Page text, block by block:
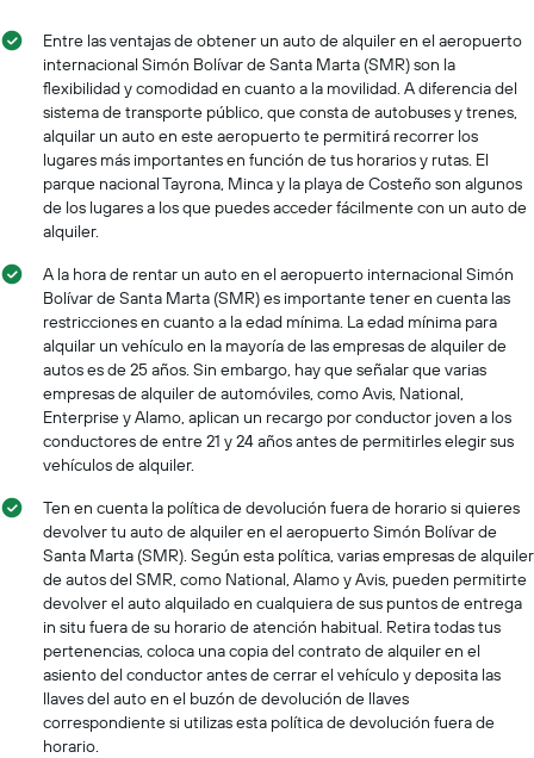
Entre las ventajas de obtener un auto de alquiler en el aeropuerto
internacional Simón Bolívar de Santa Marta (SMR) son la
flexibilidad y comodidad en cuanto a la movilidad. A diferencia del
sistema de transporte público, que consta de autobuses y trenes,
alquilar un auto en este aeropuerto te permitirá recorrer los
lugares más importantes en función de tus horarios y rutas. El
parque nacional Tayrona, Minca y la playa de Costeño son algunos
de los lugares a los que puedes acceder fácilmente con un auto de
alquiler.
A la hora de rentar un auto en el aeropuerto internacional Simón
Bolívar de Santa Marta (SMR) es importante tener en cuenta las
restricciones en cuanto a la edad mínima. La edad mínima para
alquilar un vehículo en la mayoría de las empresas de alquiler de
autos es de 25 años. Sin embargo, hay que señalar que varias
empresas de alquiler de automóviles, como Avis, National,
Enterprise y Alamo, aplican un recargo por conductor joven a los
conductores de entre 21 y 24 años antes de permitirles elegir sus
vehículos de alquiler.
Ten en cuenta la política de devolución fuera de horario si quieres
devolver tu auto de alquiler en el aeropuerto Simón Bolívar de
Santa Marta (SMR). Según esta política, varias empresas de alquiler
de autos del SMR, como National, Alamo y Avis, pueden permitirte
devolver el auto alquilado en cualquiera de sus puntos de entrega
in situ fuera de su horario de atención habitual. Retira todas tus
pertenencias, coloca una copia del contrato de alquiler en el
asiento del conductor antes de cerrar el vehículo y deposita las
llaves del auto en el buzón de devolución de llaves
correspondiente si utilizas esta política de devolución fuera de
horario.